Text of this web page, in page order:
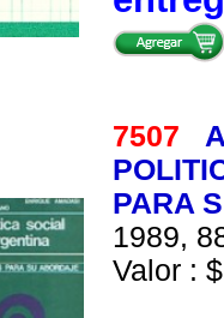
7507
PARA
1989,
Valor :